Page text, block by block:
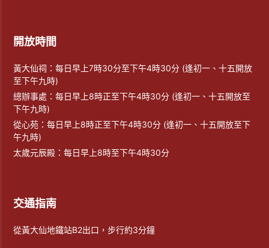
開放時間
黃大仙祠：每日早上7時30分至下午4時30分 (逢初一、十五開放
至下午九時)
總辦事處：每日早上8時正至下午4時30分 (逢初一、十五開放至
下午九時)
從心苑：每日早上8時正至下午4時30分 (逢初一、十五開放至下
午九時)
太歲元辰殿：每日早上8時至下午4時30分
交通指南
從黃大仙地鐵站B2出口，步行約3分鐘